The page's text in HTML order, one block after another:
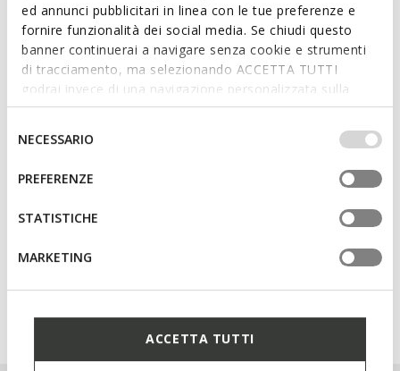
ed annunci pubblicitari in linea con le tue preferenze e
fornire funzionalità dei social media. Se chiudi questo
banner continuerai a navigare senza cookie e strumenti
di tracciamento, ma selezionando ACCETTA TUTTI
godrai invece di una navigazione personalizzata sulla
base dei tuoi gusti ed interessi. Selezionando
IMPOSTAZIONI potrai anche scegliere quali cookies ed
altri strumenti di tracciamento autorizzare. Per maggiori
informazioni o per modificare in qualsiasi momento le
tue impostazioni, visita la nostra
del
consenso
NECESSARIO
PREFERENZE
STATISTICHE
MARKETING
ACCETTA TUTTI
Now is your chance for an Extra 20% Off the Sale
Collection! Some exclusions apply.
SHOP NOW